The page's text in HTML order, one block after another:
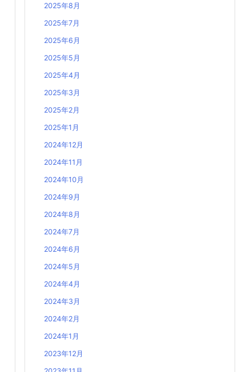
2025年8月
2025年7月
2025年6月
2025年5月
2025年4月
2025年3月
2025年2月
2025年1月
2024年12月
2024年11月
2024年10月
2024年9月
2024年8月
2024年7月
2024年6月
2024年5月
2024年4月
2024年3月
2024年2月
2024年1月
2023年12月